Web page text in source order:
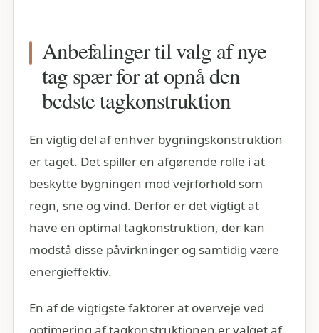
Anbefalinger til valg af nye
tag spær for at opnå den
bedste tagkonstruktion
En vigtig del af enhver bygningskonstruktion
er taget. Det spiller en afgørende rolle i at
beskytte bygningen mod vejrforhold som
regn, sne og vind. Derfor er det vigtigt at
have en optimal tagkonstruktion, der kan
modstå disse påvirkninger og samtidig være
energieffektiv.
En af de vigtigste faktorer at overveje ved
optimering af tagkonstruktionen er valget af